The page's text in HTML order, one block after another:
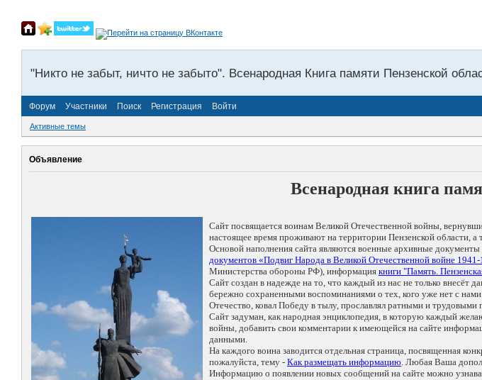
"Никто не забыт, ничто не забыто". Всенародная Книга памяти Пензенской
Форум Участники Поиск Регистрация Войти
Активные темы
Объявление
Всенародная книга
Сайт посвящается воинам Великой Отечественной войны,
настоящее время проживают на территории Пензенской области,
Основой наполнения сайта являются военные архивные документы
документов «Подвиг Народа в Великой Отечественной войне 1941-
Министерства обороны РФ), информация книги "Память.
Сайт создан в надежде на то, что каждый из нас не только
бережно сохраненными воспоминаниями о тех, кого уже нет с
Отечество, ковал Победу в тылу, прославлял ратными и
Сайт задуман, как народная энциклопедия, в которую каждый
войны, добавить свои комментарии к имеющейся на сайте
данными.
На каждого воина заводится отдельная страница, посвященная
пожалуйста, тему - Как размещать информацию. Любая Ваша
Информацию о появлении новых сообщений на сайте можно